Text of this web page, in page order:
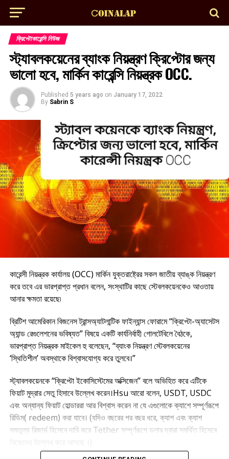
ক্রিপ্টোকারেন্সি নিউজ
স্ট্যাবলকয়েনের ব্যাংক নিয়ন্ত্রণ ক্রিপ্টোর জন্য
ভালো হবে, মার্কিন কারেন্সি নিয়ন্ত্রক OCC.
Published 5 years ago on January 17, 2022
By Sabrin S
কারেন্সী নিয়ন্ত্রক কার্যালয় (OCC) মার্কিন যুক্তরাষ্ট্রের সকল জাতীয় ব্যাঙ্ক নিয়ন্ত্রণ
করে তবে এর ভারপ্রাপ্ত প্রধান বলেন, সংস্থাটির কাছে স্টেবলকয়েনকেও আওতায়
আনার ক্ষমতা রয়েছে৷
ব্রিটিশ আমেরিকান বিজনেস ট্রান্সঅ্যাটলান্টিক ফাইন্যান্স ফোরামে “ক্রিপ্টো-অ্যাসেটস
অ্যান্ড রেগুলেশনের ভবিষ্যত” বিষয়ে একটি কার্যনির্বাহী গোলটেবিলে বৈঠকে,
ভারপ্রাপ্ত নিয়ন্ত্রক মাইকেল হু বলেছেন, “ব্যাংক নিয়ন্ত্রণ স্টেবলকয়েনের
‘স্থিতিশীল’ অবস্থাকে বিশ্বাসযোগ্য করে তুলবে।”
স্ট্যাবলকয়েনকে “ক্রিপ্টো ইকোসিস্টেমের অক্সিজেন” বলে অভিহিত করে এটিকে
ফিয়াট মুদ্রার সেতু হিসাবে উল্লেখ করেন।Hsu আরো বলেন, USDT, USDC
এবং অন্যান্য ফিয়াট হোল্ডাররা আর বিশ্বাস করেন না যে এগুলোকে ক্যাশে সম্পূর্ণরূপে
রিডিম( redeem) করা যাবে। (যদিও বছরের পর বছর ধরে, ক্যাশ এবং ক্যাশ
সমতুল্য রিজার্ভ হিসেবে দাবি করে Tether সম্পূর্ণরূপে ডলার দ্বারা সমর্থিত হিসেবে